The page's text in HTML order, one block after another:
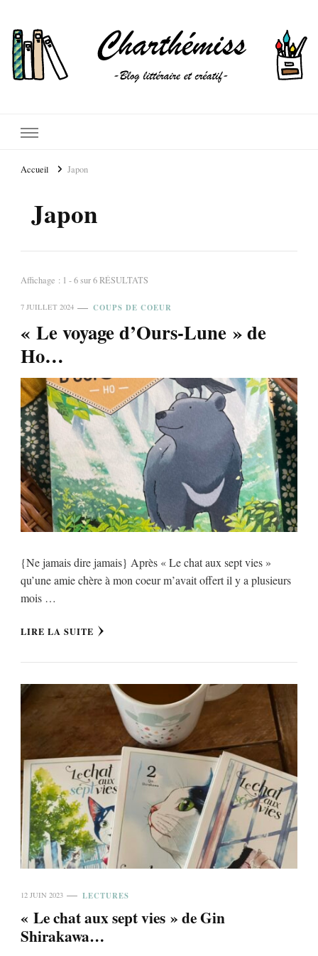
Accueil Japon
Japon
Affichage : 1 - 6 sur 6 RÉSULTATS
7 JUILLET 2024 COUPS DE COEUR
« Le voyage d’Ours-Lune » de
Ho…
{Ne jamais dire jamais} Après « Le chat aux sept vies »
qu’une amie chère à mon coeur m’avait offert il y a plusieurs
mois …
LIRE LA SUITE
12 JUIN 2023 LECTURES
« Le chat aux sept vies » de Gin
Shirakawa…